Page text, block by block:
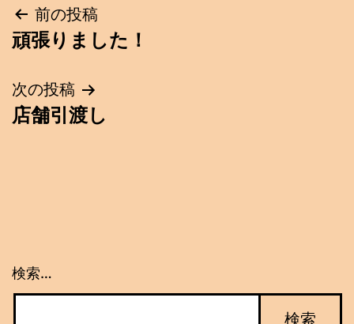
投
稿
ナ
ビ
ョ
前の投稿
頑張りました！
次の投稿
店舗引渡し
検索…